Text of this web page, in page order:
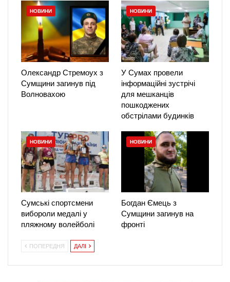
НОВИНИ
Олександр Стремоух з
Сумщини загинув під
Волновахою
НОВИНИ
У Сумах провели
інформаційні зустрічі
для мешканців
пошкоджених
обстрілами будинків
НОВИНИ
Сумські спортсмени
вибороли медалі у
пляжному волейболі
НОВИНИ
Богдан Ємець з
Сумщини загинув на
фронті
ПОПЕРЕДНЯ ДАЛІ